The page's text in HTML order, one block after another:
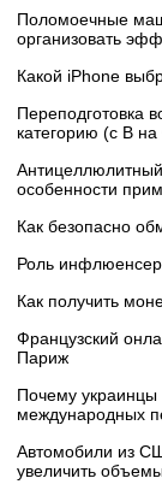
Поломоечные
организовать
Какой iPhone
Переподготовка
категорию (с B
особенности
Как безопасно
Роль
Как получить
Французский
Париж
Почему
международных
Автомобили из
увеличить